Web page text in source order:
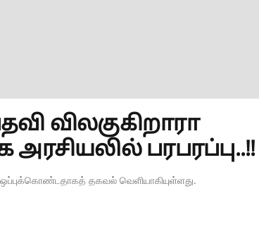
விலகுகிறாரா
அரசியலில் பரபரப்பு..!!
தகவல் வெளியாகியுள்ளது.